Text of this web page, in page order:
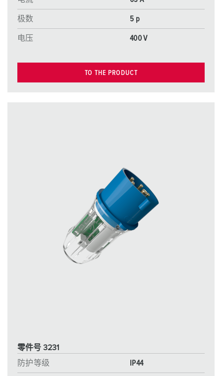
极数 5 p
电压 400 V
TO THE PRODUCT
零件号 3231
防护等级
IP44